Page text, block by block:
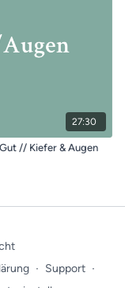
27:30
// Kiefer & Augen
∙ Support ∙